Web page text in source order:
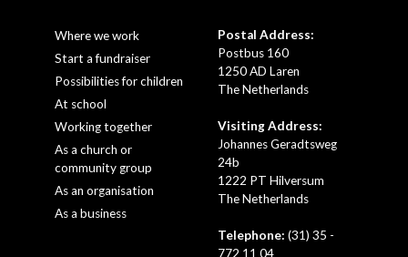
Where we work
Start a fundraiser
Possibilities for children
At school
Working together
As a church or
community group
As an organisation
As a business
Postal Address:
Postbus 160
1250 AD Laren
The Netherlands
Visiting Address:
Johannes Geradtsweg
24b
1222 PT Hilversum
The Netherlands
Telephone: (31) 35 -
772 11 04